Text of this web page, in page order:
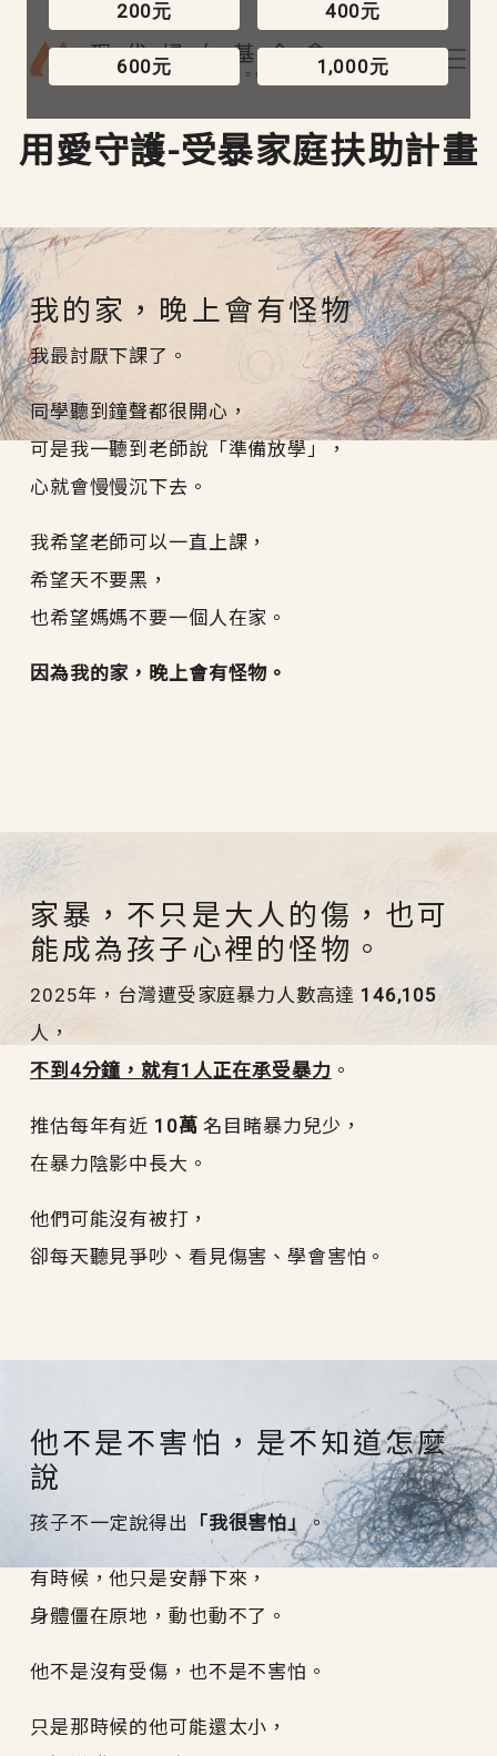
200元 400元
600元 1,000元
用愛守護-受暴家庭扶助計畫
我的家，晚上會有怪物
我最討厭下課了。
同學聽到鐘聲都很開心，
可是我一聽到老師說「準備放學」，
心就會慢慢沉下去。
我希望老師可以一直上課，
希望天不要黑，
也希望媽媽不要一個人在家。
因為我的家，晚上會有怪物。
家暴，不只是大人的傷，也可
能成為孩子心裡的怪物。
2025年，台灣遭受家庭暴力人數高達 146,105
人，
不到4分鐘，就有1人正在承受暴力 。
推估每年有近 10萬 名目睹暴力兒少，
在暴力陰影中長大。
他們可能沒有被打，
卻每天聽見爭吵、看見傷害、學會害怕。
他不是不害怕，是不知道怎麼
說
孩子不一定說得出 「我很害怕」 。
有時候，他只是安靜下來，
身體僵在原地，動也動不了。
他不是沒有受傷，也不是不害怕。
只是那時候的他可能還太小，